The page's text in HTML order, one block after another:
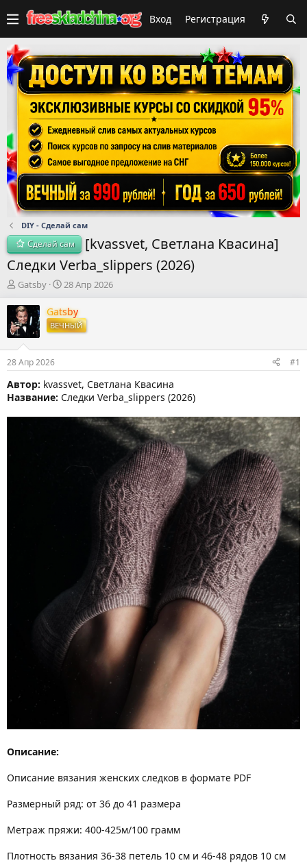
Вход Регистрация
DIY - Сделай сам
Сделай сам
[kvassvet, Светлана Квасина]
Следки Verba_slippers (2026)
А
т
о
р
т
е
м
ы
Gatsby
Д
т
а
н
а
л
а
28 Апр 2026
Gatsby
ВЕЧНЫЙ
28 Апр 2026 #1
Автор: kvassvet, Светлана Квасина
Название: Следки Verba_slippers (2026)
Описание:
Описание вязания женских следков в формате PDF
Размерный ряд: от 36 до 41 размера
Метраж пряжи: 400-425м/100 грамм
Плотность вязания 36-38 петель 10 см и 46-48 рядов 10 см